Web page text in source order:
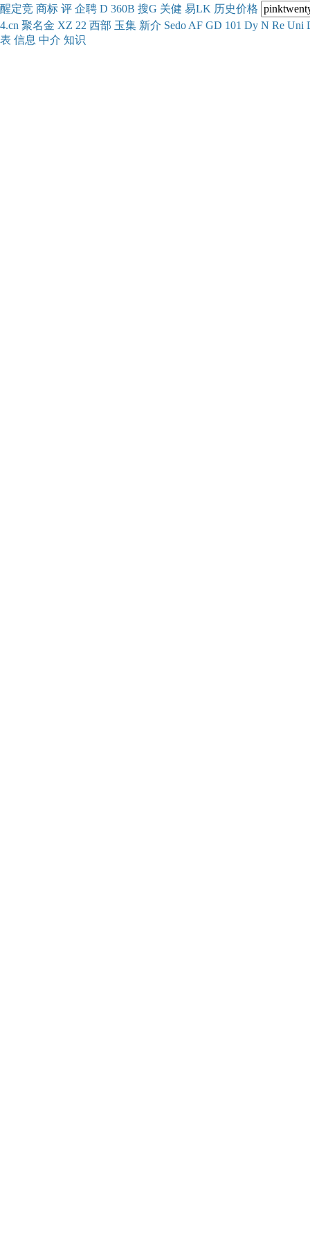
醒定竞 商标 评 企聘 D 360B 搜G 关健 易LK 历史价格
4.cn 聚名金 XZ 22 西部 玉集 新介 Sedo AF GD 101 Dy N Re Uni
表 信息 中介 知识